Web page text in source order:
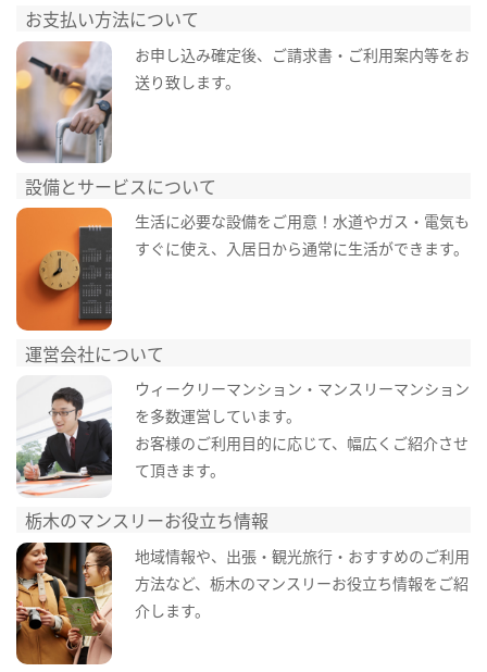
お支払い方法について
お申し込み確定後、ご請求書・ご利用案内等をお
送り致します。
設備とサービスについて
生活に必要な設備をご用意！水道やガス・電気も
すぐに使え、入居日から通常に生活ができます。
運営会社について
ウィークリーマンション・マンスリーマンション
を多数運営しています。
お客様のご利用目的に応じて、幅広くご紹介させ
て頂きます。
栃木のマンスリーお役立ち情報
地域情報や、出張・観光旅行・おすすめのご利用
方法など、栃木のマンスリーお役立ち情報をご紹
介します。